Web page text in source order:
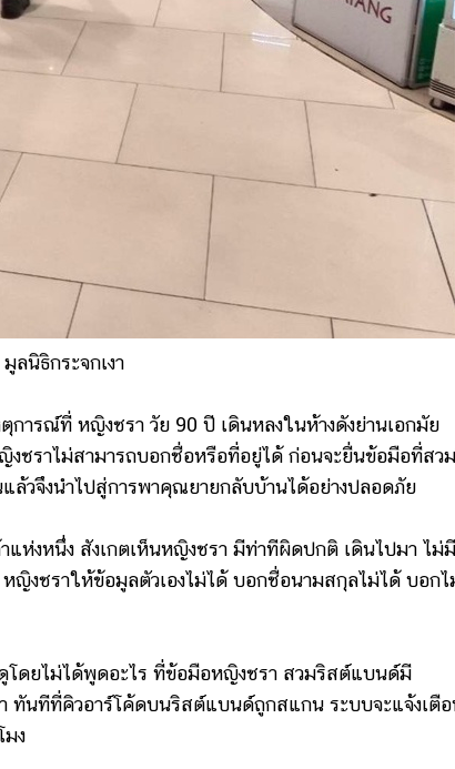
ลนิธิกระจกเงา
ตุการณ์ที่ หญิงชรา วัย 90 ปี เดินหลงในห้างดังย่านเอกมัย
งชราไม่สามารถบอกชื่อหรือที่อยู่ได้ ก่อนจะยื่นข้อมือที่สว
ล้วจึงนำไปสู่การพาคุณยายกลับบ้านได้อย่างปลอดภัย
หนึ่ง สังเกตเห็นหญิงชรา มีท่าทีผิดปกติ เดินไปมา ไม่
หญิงชราให้ข้อมูลตัวเองไม่ได้ บอกชื่อนามสกุลไม่ได้ บอก
ไม่ได้พูดอะไร ที่ข้อมือหญิงชรา สวมริสต์แบนด์มี
ทันทีที่คิวอาร์โค้ดบนริสต์แบนด์ถูกสแกน ระบบจะแจ้งเตื
มง